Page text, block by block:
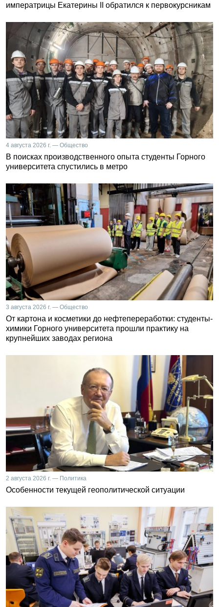
императрицы Екатерины II обратился к первокурсникам
4 августа 2026 г. — Общество
В поисках производственного опыта студенты Горного
университета спустились в метро
3 августа 2026 г. — Общество
От картона и косметики до нефтепереработки: студенты-
химики Горного университета прошли практику на
крупнейших заводах региона
2 августа 2026 г. — Политика
Особенности текущей геополитической ситуации